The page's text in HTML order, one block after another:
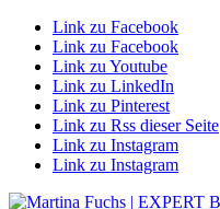
Link zu Facebook
Link zu Facebook
Link zu Youtube
Link zu LinkedIn
Link zu Pinterest
Link zu Rss dieser Seite
Link zu Instagram
Link zu Instagram